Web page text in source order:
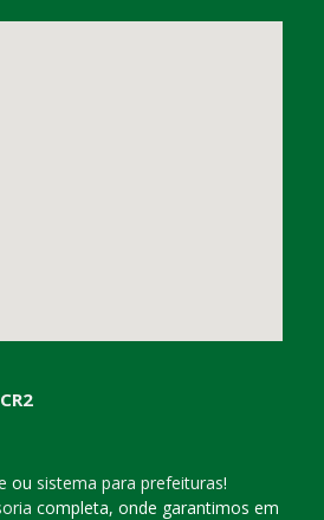
ou sistema para prefeituras!
completa, onde garantimos em